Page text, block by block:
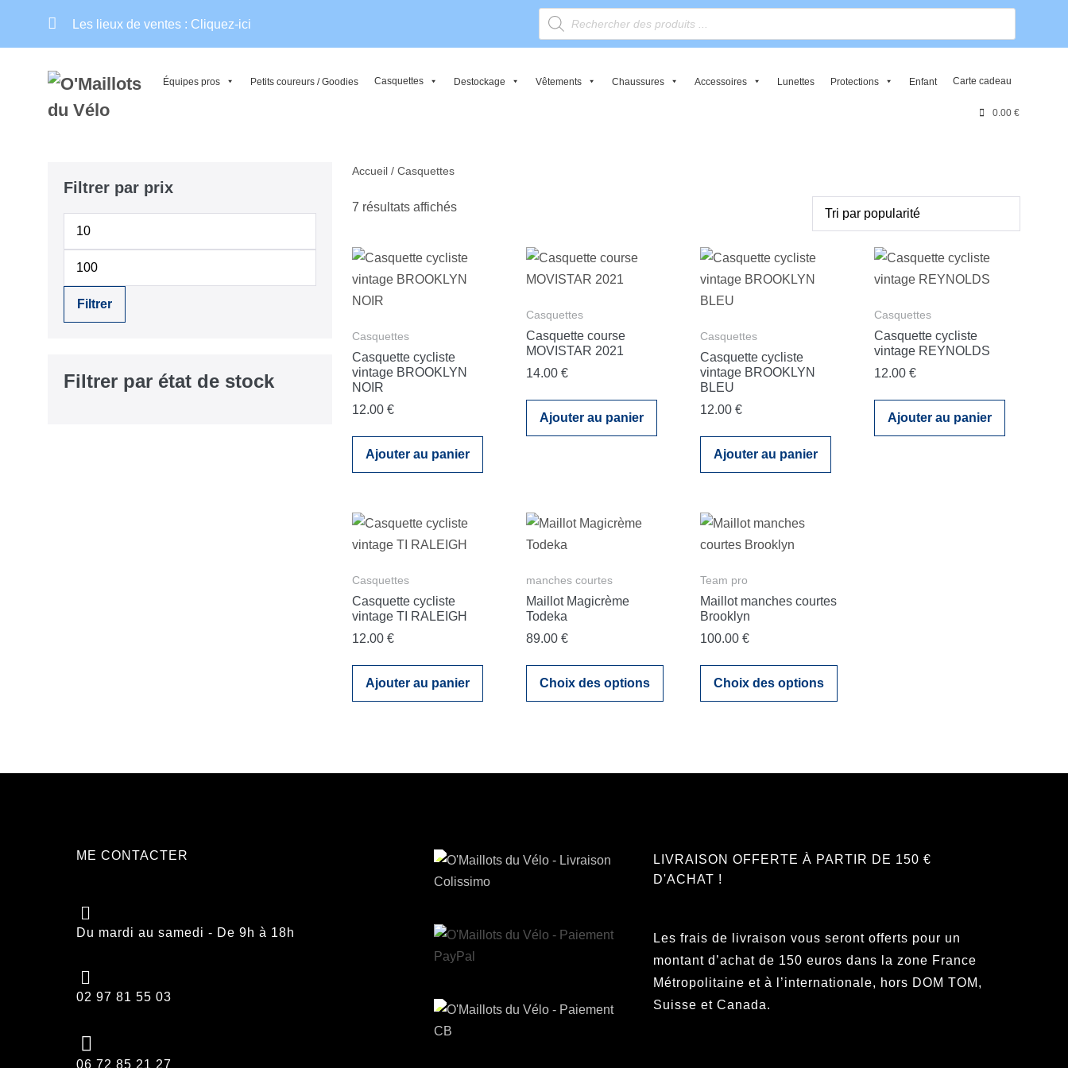
Les lieux de ventes : Cliquez-ici
Équipes pros Petits coureurs / Goodies Casquettes Destockage Vêtements Chaussures Accessoires Lunettes Protections Enfant Carte cadeau
p
0.00 €
Filtrer par prix
Filtrer
Filtrer par état de stock
Accueil / Casquettes
7 résultats affichés
Casquettes
Casquette cycliste
vintage BROOKLYN
NOIR
12.00€
Ajouter au panier
Casquettes
Casquette course
MOVISTAR 2021
14.00€
Ajouter au panier
Casquettes
Casquette cycliste
vintage BROOKLYN
BLEU
12.00€
Ajouter au panier
Casquettes
Casquette cycliste
vintage REYNOLDS
12.00€
Ajouter au panier
Casquettes
Casquette cycliste
vintage TI RALEIGH
12.00€
Ajouter au panier
manches courtes
Maillot Magicrème
Todeka
89.00€
Choix des options
Team pro
Maillot manches courtes
Brooklyn
100.00€
Choix des options
ME CONTACTER
Du mardi au samedi - De 9h à 18h
02 97 81 55 03
06 72 85 21 27
LIVRAISON OFFERTE À PARTIR DE 150 €
D'ACHAT !
Les frais de livraison vous seront offerts pour un
montant d’achat de 150 euros dans la zone France
Métropolitaine et à l’internationale, hors DOM TOM,
Suisse et Canada.